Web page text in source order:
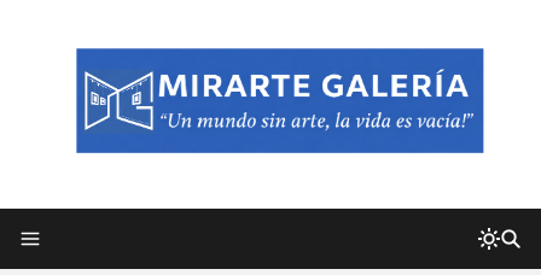
Frutas y Flores Para Colorear Imágenes
Dibujos para Colorear, una Actividad Divertida para Niños y Niñas